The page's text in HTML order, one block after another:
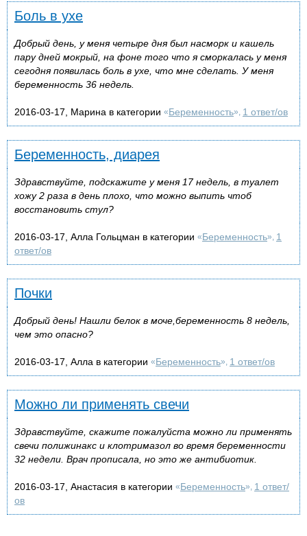
Боль в ухе
Добрый день, у меня четыре дня был насморк и кашель
пару дней мокрый, на фоне того что я сморкалась у меня
сегодня появилась боль в ухе, что мне сделать. У меня
беременность 36 недель.
2016-03-17, Марина в категории «Беременность», 1 ответ/ов
Беременность, диарея
Здравствуйте, подскажите у меня 17 недель, в туалет
хожу 2 раза в день плохо, что можно выпить чтоб
восстановить стул?
2016-03-17, Алла Гольцман в категории «Беременность», 1
ответ/ов
Почки
Добрый день! Нашли белок в моче,беременность 8 недель,
чем это опасно?
2016-03-17, Алла в категории «Беременность», 1 ответ/ов
Можно ли применять свечи
Здравствуйте, скажите пожалуйста можно ли применять
свечи полижинакс и клотримазол во время беременности
32 недели. Врач прописала, но это же антибиотик.
2016-03-17, Анастасия в категории «Беременность», 1 ответ/
ов